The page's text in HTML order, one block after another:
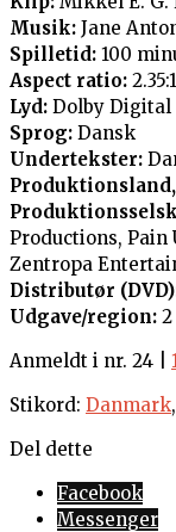
Musik: Jane
Spilletid: 100
Aspect ratio: 2.35:1
Lyd: Dolby Digital
Sprog: Dansk
Undertekster:
Productions,
Zentropa
Distributør
Udgave/region: 2
Anmeldt i nr. 24 |
Stikord: Danmark,
Del dette
Facebook
Messenger